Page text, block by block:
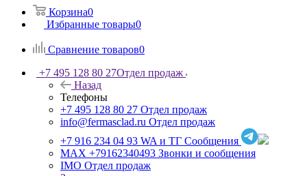
Корзина0
Избранные товары0
Сравнение товаров0
+7 495 128 80 27Отдел продаж
Назад
Телефоны
+7 495 128 80 27 Отдел продаж
info@fermasclad.ru Отдел продаж
+7 916 234 04 93 WA и ТГ Сообщения
MAX +79162340493 Звонки и сообщения
IMO Отдел продаж